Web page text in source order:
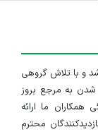
۱۳۹۱/۱/۱۰ راه اندازی شد و با تلاش گروهی
به مرجع بروز
ما ارائه
محترم